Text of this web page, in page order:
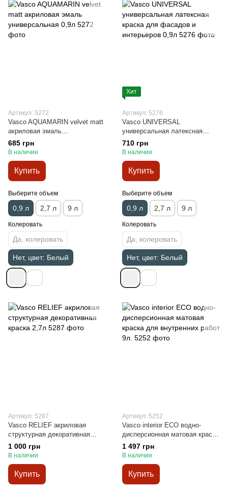
Артикул: 5272
Vasco AQUAMARIN velvet matt
акриловая эмаль
универсальная 0,9л
685 грн
В наличии
Купить
Выберите объем
0,9 л 2,7 л 9 л
Колеровать
Да, колеровать
Нет, цвет: Белый
Хит
Артикул: 5276
Vasco UNIVERSAL
универсальная латексная
краска для фасадов и
интерьеров 0,9л
710 грн
В наличии
Купить
Выберите объем
0,9 л 2,7 л 9 л
Колеровать
Да, колеровать
Нет, цвет: Белый
Артикул: 5287
Vasco RELIEF акриловая
структурная декоративная
краска 2,7л
1 000 грн
В наличии
Купить
Артикул: 5252
Vasco interior ECO водно-
дисперсионная матовая краска
для внутренних работ 9л.
1 497 грн
В наличии
Купить